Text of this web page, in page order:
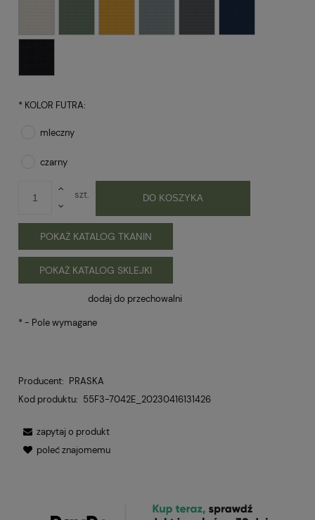
* KOLOR FUTRA:
mleczny
czarny
szt. DO KOSZYKA
POKAŻ KATALOG TKANIN
POKAŻ KATALOG SKLEJKI
dodaj do przechowalni
*- Pole wymagane
Producent: PRASKA
Kod produktu: 55F3-7042E_20230416131426
zapytaj o produkt
poleć znajomemu